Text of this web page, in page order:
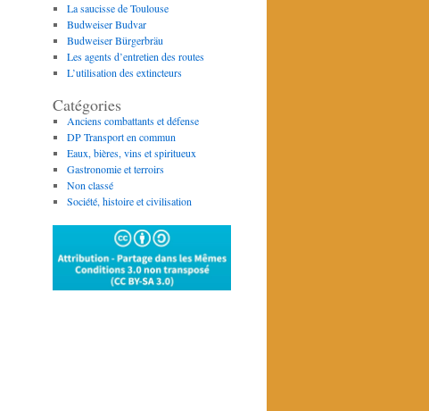
La saucisse de Toulouse
Budweiser Budvar
Budweiser Bürgerbräu
Les agents d’entretien des routes
L’utilisation des extincteurs
Catégories
Anciens combattants et défense
DP Transport en commun
Eaux, bières, vins et spiritueux
Gastronomie et terroirs
Non classé
Société, histoire et civilisation